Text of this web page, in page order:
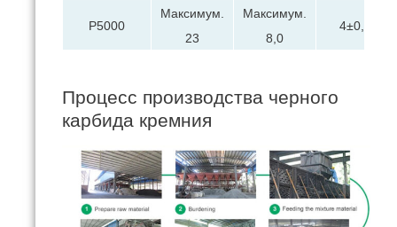
P5000
Максимум.
23
Максимум.
8,0
4±0,5
Процесс производства черного
карбида кремния